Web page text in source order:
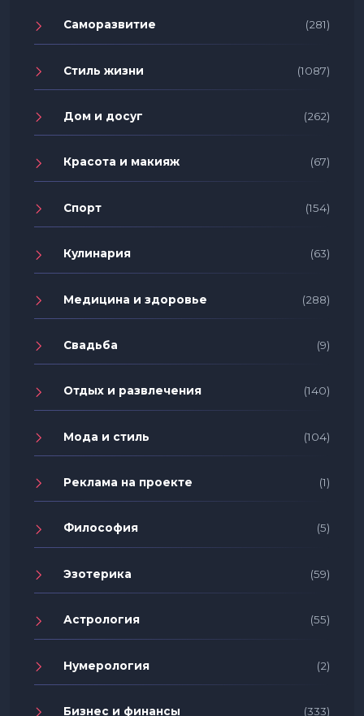
Саморазвитие (281)
Стиль жизни (1087)
Дом и досуг (262)
Красота и макияж (67)
Спорт (154)
Кулинария (63)
Медицина и здоровье (288)
Свадьба (9)
Отдых и развлечения (140)
Мода и стиль (104)
Реклама на проекте (1)
Философия (5)
Эзотерика (59)
Астрология (55)
Нумерология (2)
Бизнес и финансы (333)